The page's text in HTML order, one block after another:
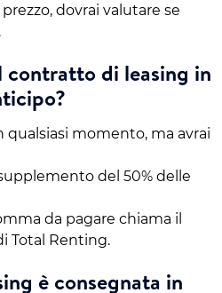
dovrai valutare se
contratto di leasing in
qualsiasi momento, ma avrai
del 50% delle
da pagare chiama il
Total Renting.
è consegnata in